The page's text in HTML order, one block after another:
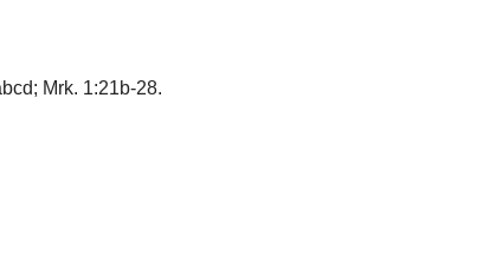
Mrk. 1:21b-28.